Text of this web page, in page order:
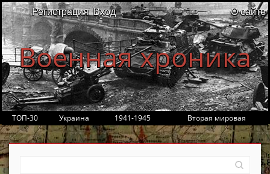
Регистрация Вход О сайте
Военная хроника
ТОП-30 Украина 1941-1945 Вторая мировая